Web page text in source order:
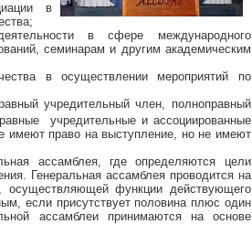
в
в сфере международного
семинарам и другим академическим
в осуществлении мероприятий по
учредительный член, полноправный
учредительные и ассоциированные
имеют право на выступление, но не имеют
ассамблея, где определяются цели
Генеральная ассамблея проводится на
осуществляющей функции действующего
если присутствует половина плюс один
ассамблеи принимаются на основе